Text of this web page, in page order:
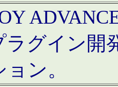
ラグイン開
ン。